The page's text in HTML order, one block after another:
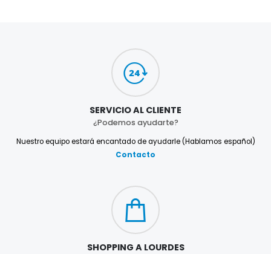
SERVICIO AL CLIENTE
¿Podemos ayudarte?
Nuestro equipo estará encantado de ayudarle (Hablamos español)
Contacto
SHOPPING A LOURDES